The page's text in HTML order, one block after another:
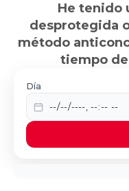
He tenido
desprotegida
método
tiempo
Día